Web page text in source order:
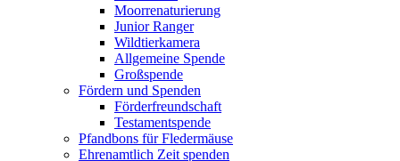
Moorrenaturierung
Junior Ranger
Wildtierkamera
Allgemeine Spende
Großspende
Fördern und Spenden
Förderfreundschaft
Testamentspende
Pfandbons für Fledermäuse
Ehrenamtlich Zeit spenden